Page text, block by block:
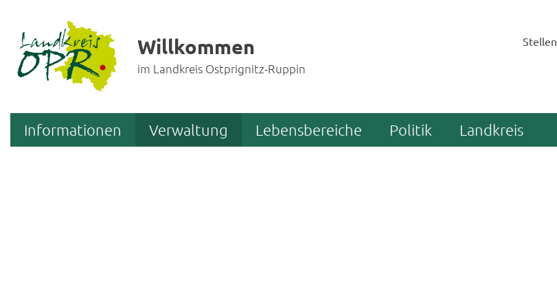
Willkommen
im Landkreis Ostprignitz-Ruppin
Stellen
Informationen Verwaltung Lebensbereiche Politik Landkreis